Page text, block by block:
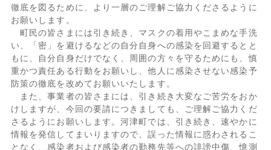
徹底を図るために、より一層のご理解ご協力くださるように
お願いします。
町民の皆さまには引き続き、マスクの着用やこまめな手洗
い、「密」を避けるなどの自分自身への感染を回避するとと
もに、自分自身だけでなく、周囲の方々を守るためにも、慎
重かつ責任ある行動をお願いし、他人に感染させない感染予
防策の徹底を改めてお願いいたします。
また、事業者の皆さまには、引き続き大変なご苦労をおか
けしますが、今回の要請につきましても、ご理解ご協力くだ
さるようにお願いします。河津町では、引き続き、速やかに
情報を発信してまいりますので、誤った情報に惑わされるこ
となく、感染者および感染者の勤務先等への誹謗中傷、憶測